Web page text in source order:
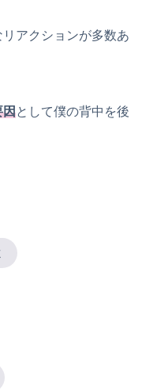
アクションが多数あ
因として僕の背中を後